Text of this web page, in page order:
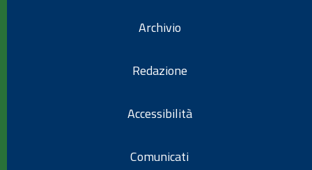
Archivio
Redazione
Accessibilità
Comunicati